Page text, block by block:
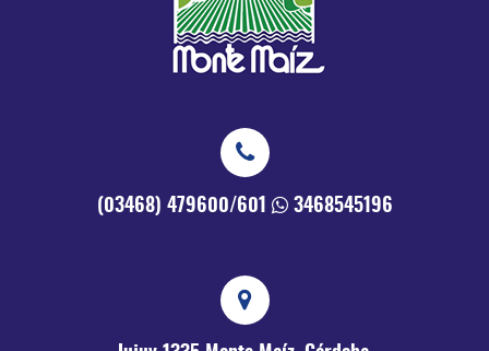
(03468) 479600/601 3468545196